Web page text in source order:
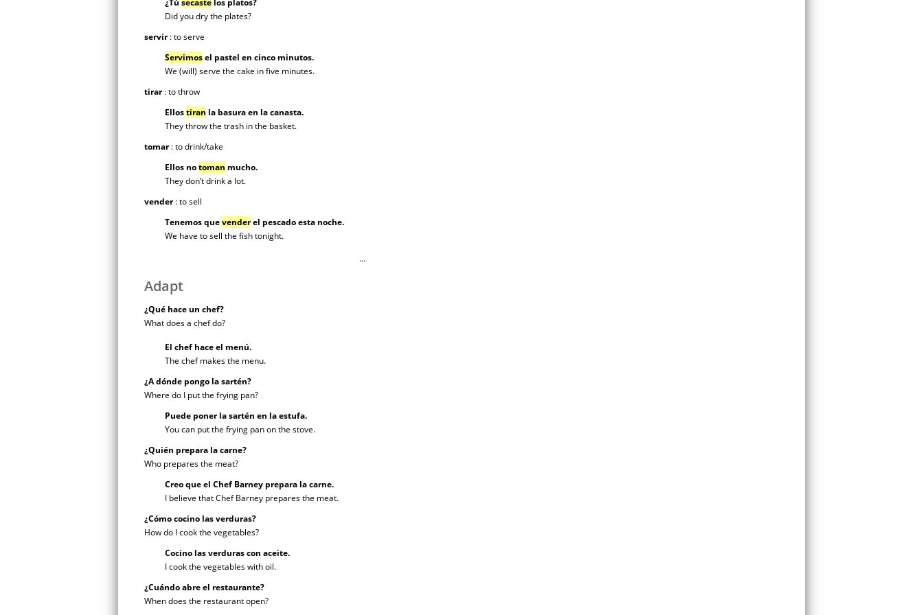
¿Tú secaste los platos?
Did you dry the plates?
servir: to serve
Servimosel pastel en cinco minutos.
We (will) serve the cake in five minutes.
tirar: to throw
Ellostiran la basura en la canasta.
They throw the trash in the basket.
tomar: to drink/take
Ellos notoman mucho.
They don’t drink a lot.
vender: to sell
Tenemos quevenderel pescado esta noche.
We have to sell the fish tonight.
…
Adapt
¿Qué hace un chef?
What does a chef do?
El chef hace el menú.
The chef makes the menu.
¿A dónde pongo la sartén?
Where do I put the frying pan?
Puede poner la sartén en la estufa.
You can put the frying pan on the stove.
¿Quién prepara la carne?
Who prepares the meat?
Creo que el Chef Barney prepara la carne.
I believe that Chef Barney prepares the meat.
¿Cómo cocino las verduras?
How do I cook the vegetables?
Cocino las verduras con aceite.
I cook the vegetables with oil.
¿Cuándo abre el restaurante?
When does the restaurant open?